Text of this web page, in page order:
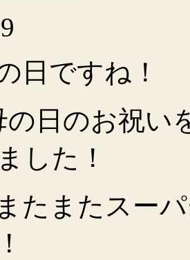
日ですね！
の日のお祝い
した！
たまたスー